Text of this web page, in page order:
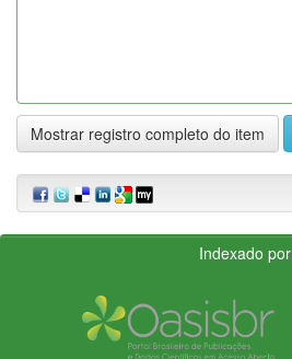
Mostrar registro completo do item
Indexado por